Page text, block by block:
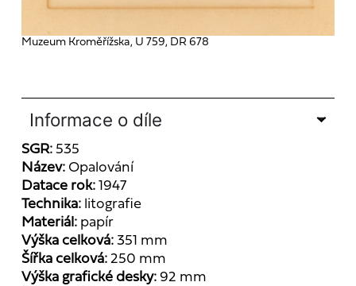
Muzeum Kroměřížska, U 759, DR 678
Informace o díle
SGR: 535
Název: Opalování
Datace rok: 1947
Technika: litografie
Materiál: papír
Výška celková: 351 mm
Šířka celková: 250 mm
Výška grafické desky: 92 mm